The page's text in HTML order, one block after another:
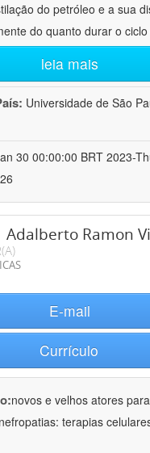
do petróleo e a sua
do quanto durar o
leia mais
Universidade de São
30 00:00:00 BRT 2023-
Adalberto Ramon
E-mail
Currículo
novos e velhos atores
terapias